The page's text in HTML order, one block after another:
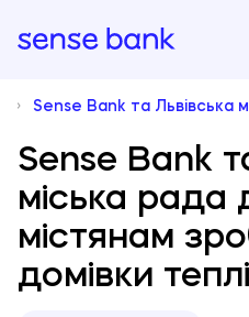
Sense Bank та Львівська
Sense Bank
міська
містянам
домівки